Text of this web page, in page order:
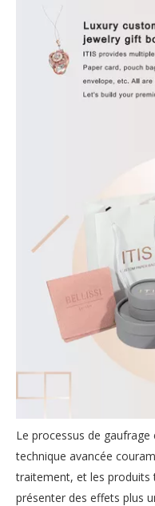
Le processus de
technique avancée
traitement, et les produits
présenter des effets plus